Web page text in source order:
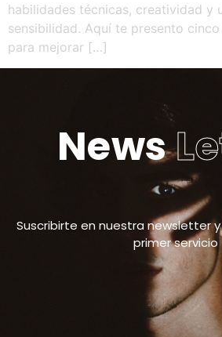
habilidades técnicas, creatividad y
sensibilidad. Aquí te presento
para mejorar […]
News
Suscribirte en nuestra newsletter y
primer servicio